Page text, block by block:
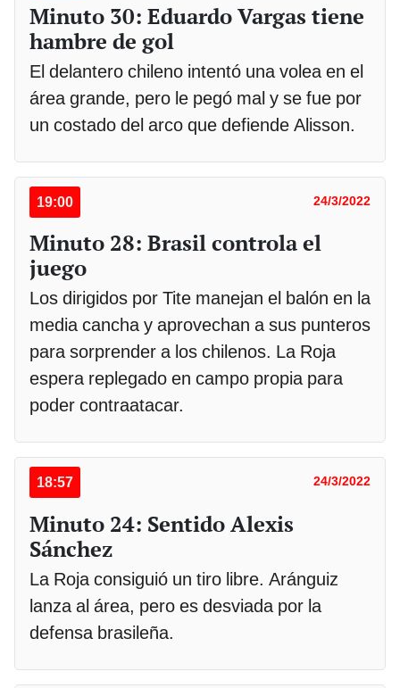
Minuto 30: Eduardo Vargas tiene
hambre de gol
El delantero chileno intentó una volea en el
área grande, pero le pegó mal y se fue por
un costado del arco que defiende Alisson.
19:00 24/3/2022
Minuto 28: Brasil controla el
juego
Los dirigidos por Tite manejan el balón en la
media cancha y aprovechan a sus punteros
para sorprender a los chilenos. La Roja
espera replegado en campo propia para
poder contraatacar.
18:57 24/3/2022
Minuto 24: Sentido Alexis
Sánchez
La Roja consiguió un tiro libre. Aránguiz
lanza al área, pero es desviada por la
defensa brasileña.